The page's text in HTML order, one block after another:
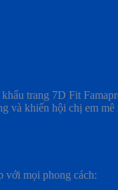
trang 7D Fit
và khiến hội chị em mê
với mọi phong cách: